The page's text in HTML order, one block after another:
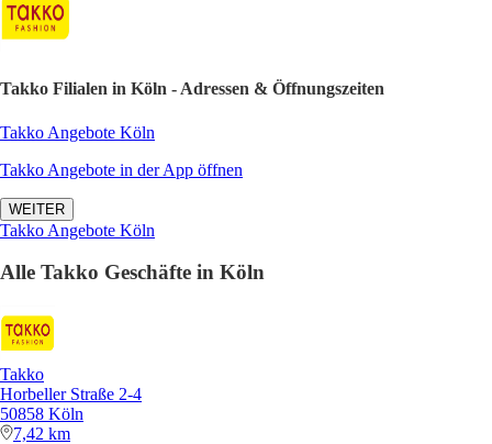
Takko Filialen in Köln - Adressen & Öffnungszeiten
Takko Angebote Köln
Takko Angebote in der App öffnen
WEITER
Takko Angebote Köln
Alle Takko Geschäfte in Köln
Takko
Horbeller Straße 2-4
50858 Köln
7,42 km